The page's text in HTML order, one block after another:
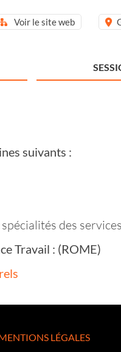
Voir le site web
suivants :
des
Travail : (ROME)
LÉGALES